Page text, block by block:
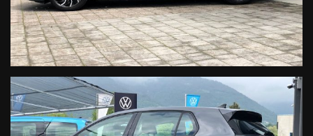
• UN PARCO AUTO DOVE POTRETE TROVARE AUTO NUOVE,
KM0, AZIENDALI O USATO SELEZIONATO
• DISPONIBILITA’ E VELOCITA’ A SEGUIRVI NELLE DIVERSE FASI
DEL VOSTRO ACQUISTO
• ATTESTATO DI ECCELLENZA DA PARTE DEI CLIENTI CON
OTTIME RECENSIONI